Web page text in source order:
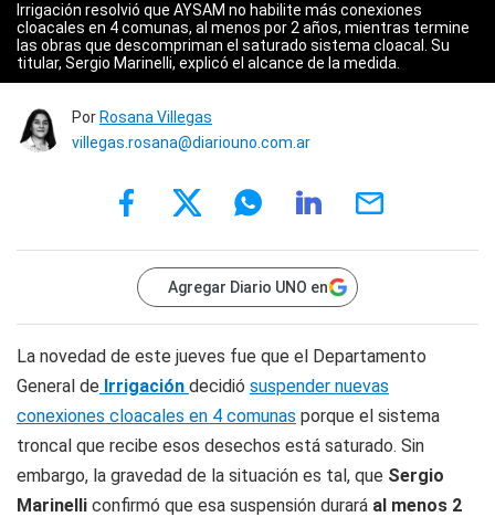
Irrigación resolvió que AYSAM no habilite más conexiones
cloacales en 4 comunas, al menos por 2 años, mientras termine
las obras que descompriman el saturado sistema cloacal. Su
titular, Sergio Marinelli, explicó el alcance de la medida.
Por Rosana Villegas
villegas.rosana@diariouno.com.ar
Agregar Diario UNO en
La novedad de este jueves fue que el Departamento
General de Irrigación decidió suspender nuevas
conexiones cloacales en 4 comunas porque el sistema
troncal que recibe esos desechos está saturado. Sin
embargo, la gravedad de la situación es tal, que Sergio
Marinelli confirmó que esa suspensión durará al menos 2